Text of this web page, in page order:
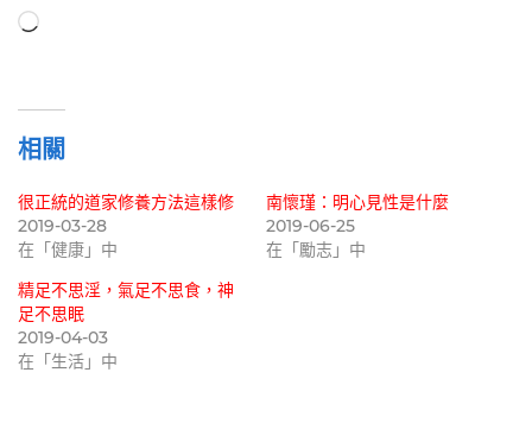
正
相關
很正統的道家修養方法這樣修
2019-03-28
在「健康」中
南懷瑾：明心見性是什麼
2019-06-25
在「勵志」中
精足不思淫，氣足不思食，神
足不思眠
2019-04-03
在「生活」中